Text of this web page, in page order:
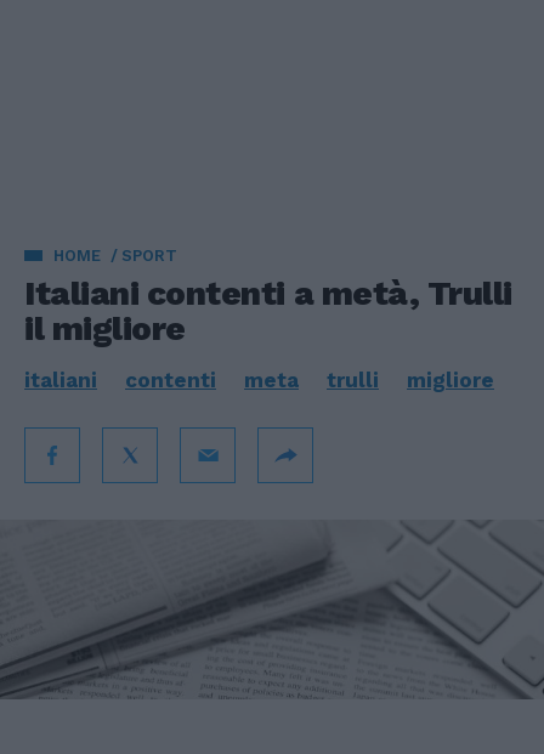
HOME SPORT
Italiani contenti a metà, Trulli
il migliore
italiani contenti meta trulli migliore